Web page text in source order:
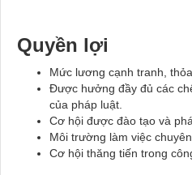
Quyền lợi
Mức lương cạnh tranh,
Được hưởng đầy đủ các
của pháp luật.
Cơ hội được đào tạo và
Môi trường làm việc
Cơ hội thăng tiến trong